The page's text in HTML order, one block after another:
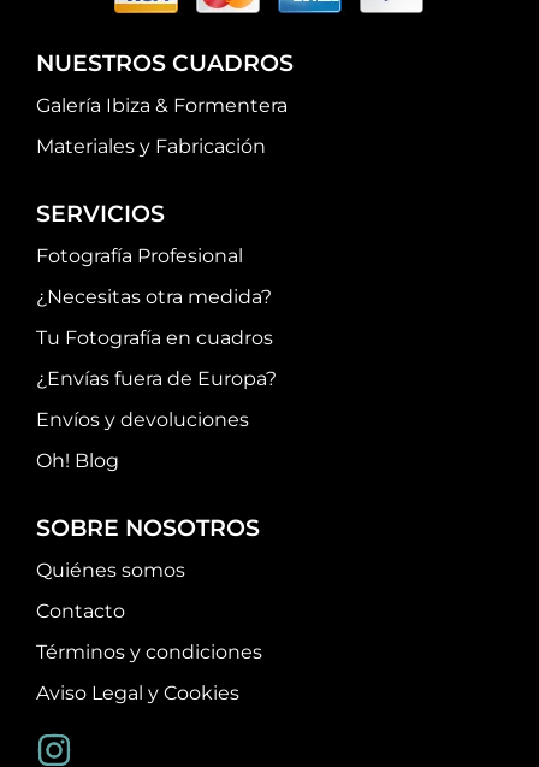
NUESTROS CUADROS
Galería Ibiza & Formentera
Materiales y Fabricación
SERVICIOS
Fotografía Profesional
¿Necesitas otra medida?
Tu Fotografía en cuadros
¿Envías fuera de Europa?
Envíos y devoluciones
Oh! Blog
SOBRE NOSOTROS
Quiénes somos
Contacto
Términos y condiciones
Aviso Legal y Cookies